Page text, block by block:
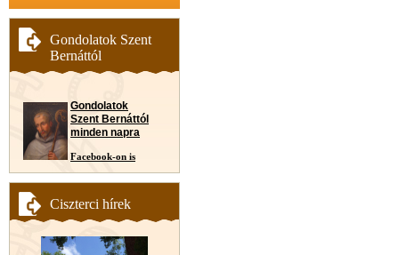
Gondolatok Szent
Bernáttól
Gondolatok
Szent Bernáttól
minden napra
Facebook-on is
Ciszterci hírek